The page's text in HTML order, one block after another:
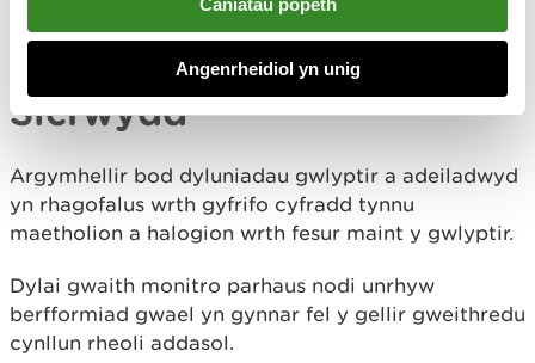
Angenrheidiol yn unig
cyfnodau adeiladu, cynnal a chadw a datgomisiynu
a sut y caiff ei reoli.
Sicrwydd
Argymhellir bod dyluniadau gwlyptir a adeiladwyd
yn rhagofalus wrth gyfrifo cyfradd tynnu
maetholion a halogion wrth fesur maint y gwlyptir.
Dylai gwaith monitro parhaus nodi unrhyw
berfformiad gwael yn gynnar fel y gellir gweithredu
cynllun rheoli addasol.